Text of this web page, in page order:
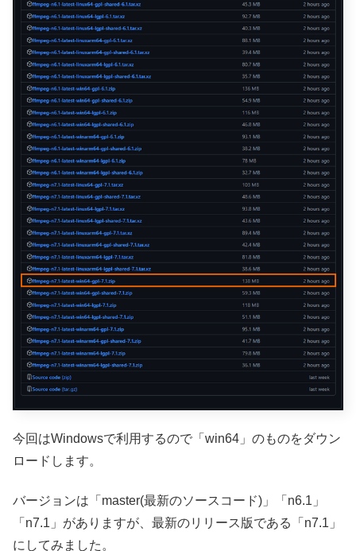
今回はWindowsで利用するので「win64」のものをダウン
ロードします。
バージョンは「master(最新のソースコード)」「n6.1」
「n7.1」がありますが、最新のリリース版である「n7.1」
にしてみました。